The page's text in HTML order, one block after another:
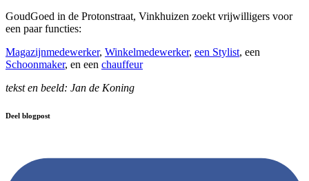
GoudGoed in de Protonstraat, Vinkhuizen zoekt vrijwilligers voor
een paar functies:
Magazijnmedewerker, Winkelmedewerker, een Stylist, een
Schoonmaker, en een chauffeur
tekst en beeld: Jan de Koning
Deel blogpost